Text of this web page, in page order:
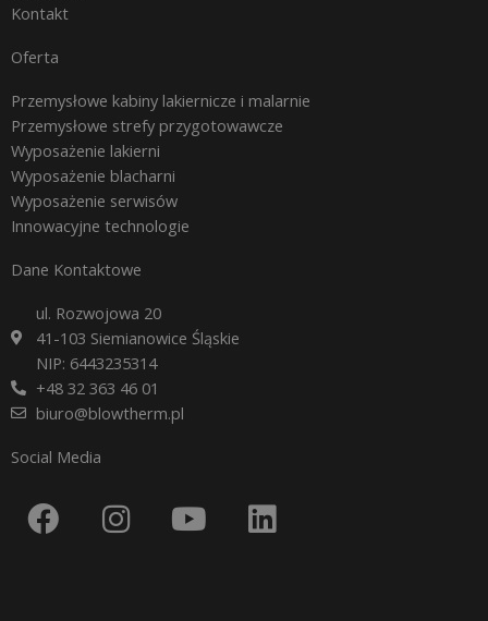
Kontakt
Oferta
Przemysłowe kabiny lakiernicze i malarnie
Przemysłowe strefy przygotowawcze
Wyposażenie lakierni
Wyposażenie blacharni
Wyposażenie serwisów
Innowacyjne technologie
Dane Kontaktowe
ul. Rozwojowa 20
41-103 Siemianowice Śląskie
NIP: 6443235314
+48 32 363 46 01
biuro@blowtherm.pl
Social Media
F
a
I
n
Y
o
L
i